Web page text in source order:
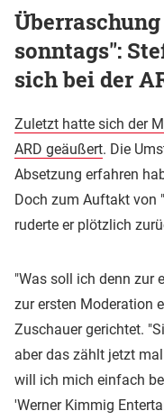
sonntags":
sich bei der
Zuletzt hatte sich der
ARD geäußert. Die
Absetzung erfahren
Doch zum Auftakt von
ruderte er plötzlich
"Was soll ich denn zur
zur ersten Moderation
Zuschauer gerichtet.
aber das zählt jetzt
will ich mich einfach
'Werner Kimmig